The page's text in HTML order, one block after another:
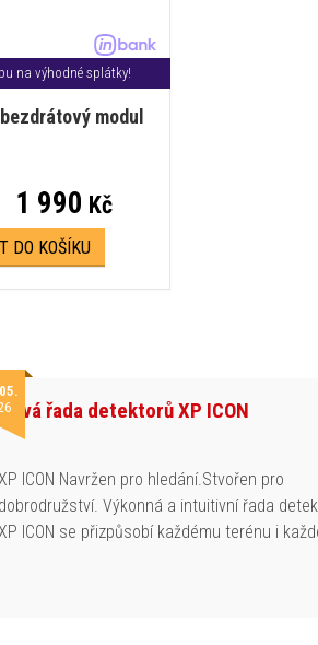
na výhodné splátky!
modul
1 990 Kč
DO KOŠÍKU
řada detektorů XP ICON
ICON Navržen pro hledání.Stvořen pro
dobrodružství. Výkonná a intuitivní řada
ICON se přizpůsobí každému terénu i